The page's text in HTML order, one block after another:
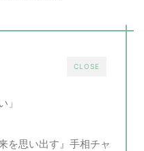
CLOSE
」
を思い出す』手相チャ